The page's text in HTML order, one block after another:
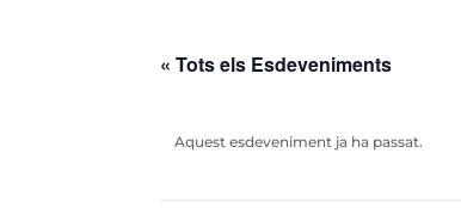
« Tots els Esdeveniments
Aquest esdeveniment ja ha passat.